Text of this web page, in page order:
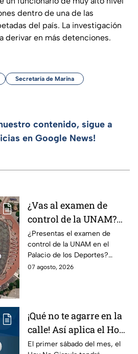
dentro de una de las
del país. La investigación
derivar en más detenciones.
Secretaría de Marina
contenido, sigue a
en Google News!
¿Vas al examen de
control de la UNAM?
Así puedes llegar al
Palacio de los Deportes
en Metro, camión y
Metrobús
¿Presentas el examen de
control de la UNAM en el
Palacio de los Deportes?
Consulta cómo llegar en
07 agosto, 2026
¡Qué no te agarre en la
calle! Así aplica el Hoy
No Circula el primer
El primer sábado del mes, el